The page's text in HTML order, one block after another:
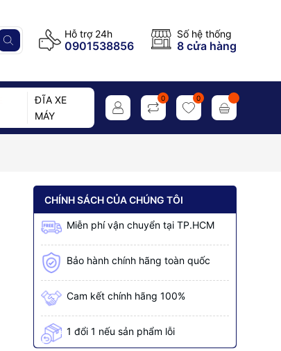
Hỗ trợ 24h
0901538856
Số hệ thống
8 cửa hàng
ĐĨA XE
MÁY
0 0
CHÍNH SÁCH CỦA CHÚNG TÔI
Miễn phí vận chuyển tại TP.HCM
Bảo hành chính hãng toàn quốc
Cam kết chính hãng 100%
1 đổi 1 nếu sản phẩm lỗi